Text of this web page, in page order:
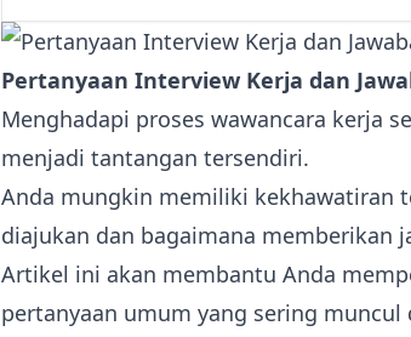
Pertanyaan Interview Kerja dan
Menghadapi proses wawancara kerja
menjadi tantangan tersendiri.
Anda mungkin memiliki kekhawatiran
diajukan dan bagaimana memberikan
Artikel ini akan membantu Anda
pertanyaan umum yang sering